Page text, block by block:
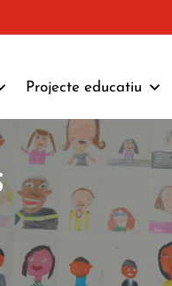
Projecte educatiu